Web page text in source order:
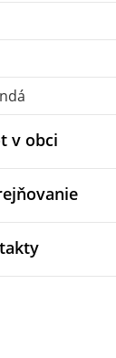
v obci